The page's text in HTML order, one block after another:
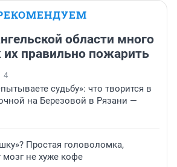
области много
их правильно пожарить
4
судьбу»: что творится в
на Березовой в Рязани —
Простая головоломка,
мозг не хуже кофе